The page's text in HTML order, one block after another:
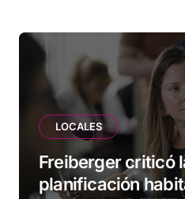
LOCALES
Freiberger criticó
planificación